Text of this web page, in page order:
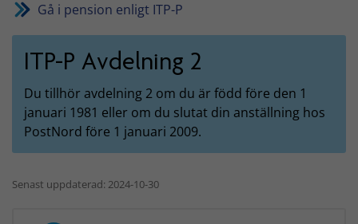
Gå i pension enligt ITP-P
ITP-P Avdelning 2
Du tillhör avdelning 2 om du är född före den 1
januari 1981 eller om du slutat din anställning hos
PostNord före 1 januari 2009.
Senast uppdaterad: 2024-10-30